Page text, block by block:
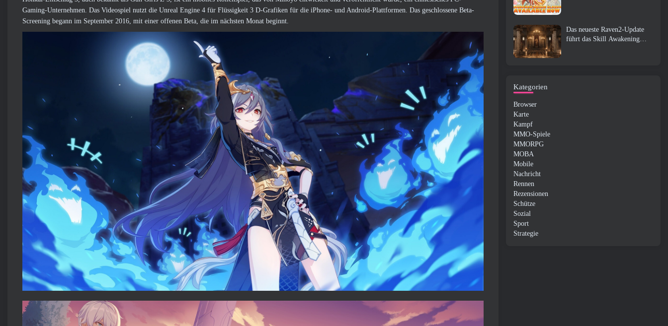
Gaming-Unternehmen. Das Videospiel nutzt die Unreal Engine 4 für Flüssigkeit 3 D-Grafiken für die iPhone- und Android-Plattformen. Das geschlossene Beta-
Screening begann im September 2016, mit einer offenen Beta, die im nächsten Monat beginnt.
Das neueste Raven2-Update
führt das Skill Awakening
Kategorien
Browser
Karte
Kampf
MMO-Spiele
MMORPG
MOBA
Mobile
Nachricht
Rennen
Rezensionen
Schütze
Sozial
Sport
Strategie